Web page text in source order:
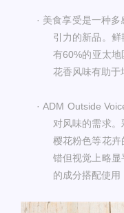
· 美食享受是一种
引力的新品。
有60%的亚太
花香风味有助于
· ADM Outside
对风味的需求
樱花粉色等花
错但视觉上略
的成分搭配使用